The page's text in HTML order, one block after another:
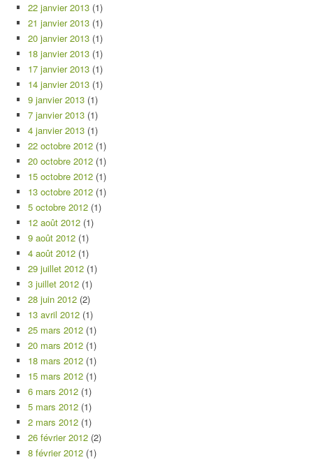
22 janvier 2013 (1)
21 janvier 2013 (1)
20 janvier 2013 (1)
18 janvier 2013 (1)
17 janvier 2013 (1)
14 janvier 2013 (1)
9 janvier 2013 (1)
7 janvier 2013 (1)
4 janvier 2013 (1)
22 octobre 2012 (1)
20 octobre 2012 (1)
15 octobre 2012 (1)
13 octobre 2012 (1)
5 octobre 2012 (1)
12 août 2012 (1)
9 août 2012 (1)
4 août 2012 (1)
29 juillet 2012 (1)
3 juillet 2012 (1)
28 juin 2012 (2)
13 avril 2012 (1)
25 mars 2012 (1)
20 mars 2012 (1)
18 mars 2012 (1)
15 mars 2012 (1)
6 mars 2012 (1)
5 mars 2012 (1)
2 mars 2012 (1)
26 février 2012 (2)
8 février 2012 (1)